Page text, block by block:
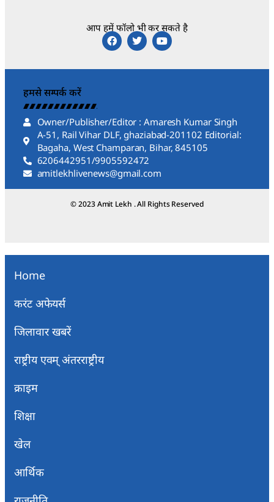
आप हमें फॉलो भी कर सकते है
हमसे सम्पर्क करें
Owner/Publisher/Editor : Amaresh Kumar Singh
A-51, Rail Vihar DLF, ghaziabad-201102 Editorial:
Bagaha, West Champaran, Bihar, 845105
6206442951/9905592472
amitlekhlivenews@gmail.com
© 2023 Amit Lekh . All Rights Reserved
Home
करंट अफेयर्स
जिलावार खबरें
राष्ट्रीय एवम् अंतरराष्ट्रीय
क्राइम
शिक्षा
खेल
आर्थिक